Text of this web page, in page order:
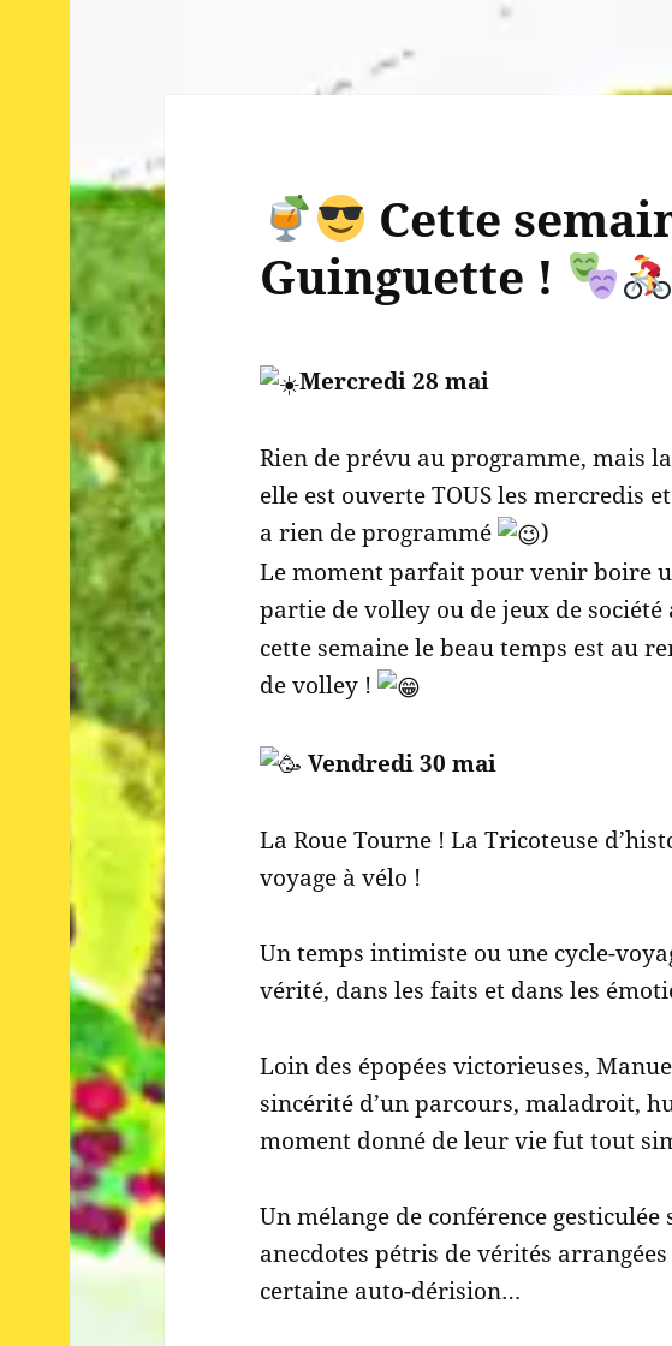
Cette
Guinguette !
Mercredi 28 mai
Rien de prévu au programme, mais
elle est ouverte TOUS les mercredis
a rien de programmé
)
Le moment parfait pour venir boire
partie de volley ou de jeux de
cette semaine le beau temps est au
de volley !
Vendredi 30 mai
La Roue Tourne ! La Tricoteuse
voyage à vélo !
Un temps intimiste ou une cycle-
vérité, dans les faits et dans les
Loin des épopées victorieuses,
sincérité d’un parcours, maladroit,
moment donné de leur vie fut tout
Un mélange de conférence
anecdotes pétris de vérités
certaine auto-dérision…